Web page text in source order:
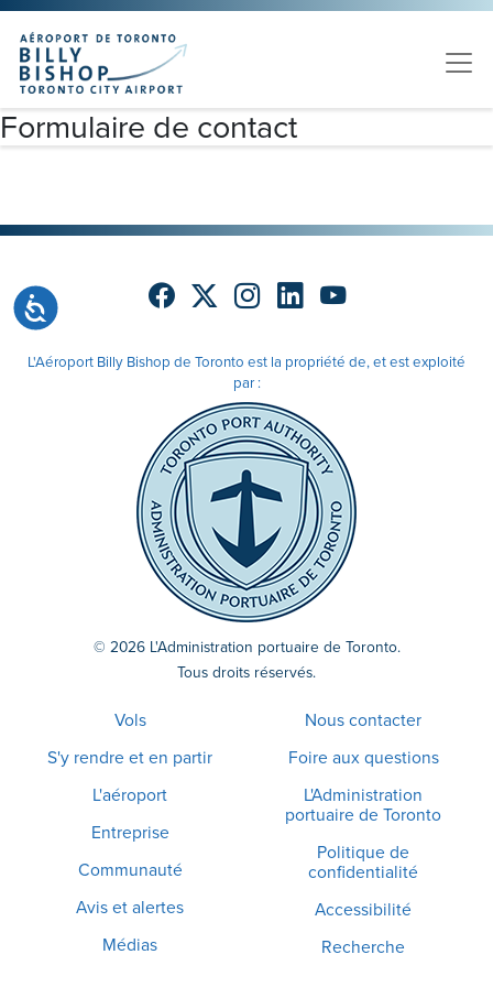
Veuillez
noter
Ce
site
Web
d'accessibilité.
Accessibilité
Skip to main content
Formulaire de contact
L'Aéroport Billy Bishop de Toronto est la propriété de, et est exploité
par :
© 2026 L'Administration portuaire de Toronto.
Tous droits réservés.
Vols
S'y rendre et en partir
L'aéroport
Entreprise
Communauté
Avis et alertes
Médias
Nous contacter
Foire aux questions
L'Administration
portuaire de Toronto
Politique de
confidentialité
Accessibilité
Recherche